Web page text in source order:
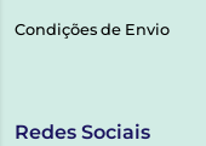
Condições de Envio
Redes Sociais